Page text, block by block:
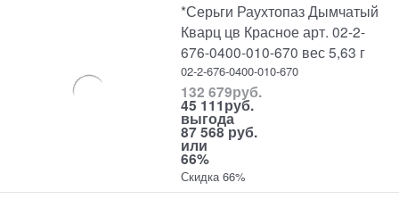
*Серьги Раухтопаз Дымчатый
Кварц цв Красное арт. 02-2-
676-0400-010-670 вес 5,63 г
02-2-676-0400-010-670
132 679руб.
45 111руб.
выгода
87 568 руб.
или
66%
Скидка 66%